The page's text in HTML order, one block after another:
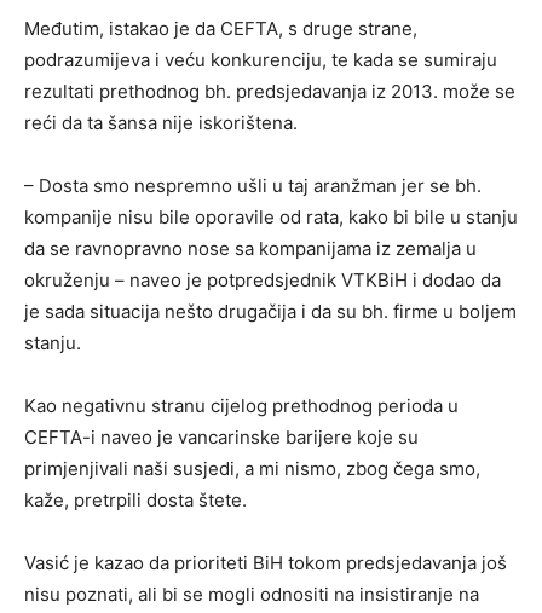
Međutim, istakao je da CEFTA, s druge strane,
podrazumijeva i veću konkurenciju, te kada se sumiraju
rezultati prethodnog bh. predsjedavanja iz 2013. može se
reći da ta šansa nije iskorištena.
– Dosta smo nespremno ušli u taj aranžman jer se bh.
kompanije nisu bile oporavile od rata, kako bi bile u stanju
da se ravnopravno nose sa kompanijama iz zemalja u
okruženju – naveo je potpredsjednik VTKBiH i dodao da
je sada situacija nešto drugačija i da su bh. firme u boljem
stanju.
Kao negativnu stranu cijelog prethodnog perioda u
CEFTA-i naveo je vancarinske barijere koje su
primjenjivali naši susjedi, a mi nismo, zbog čega smo,
kaže, pretrpili dosta štete.
Vasić je kazao da prioriteti BiH tokom predsjedavanja još
nisu poznati, ali bi se mogli odnositi na insistiranje na